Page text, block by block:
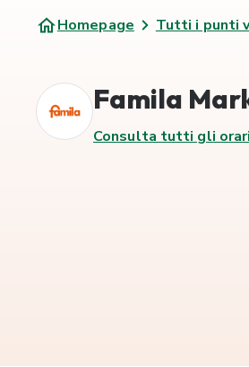
Homepage Tutti i punti
Famila
Consulta tutti gli orari